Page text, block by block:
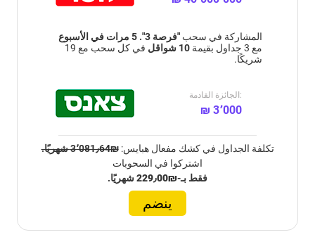
المشاركة في سحب "فرصة 3". 5 مرات في الأسبوع
مع 3 جداول بقيمة
10 شواقل
في كل سحب مع 19
شريكًا.
الجائزة القادمة:
₪ 3٬000
تكلفة الجداول في كشك مفعال هبايس:₪3٬081٫64 شهريًا.
اشتركوا في السحوبات
فقط بـ-₪229٫00 شهريًا.
ينضم